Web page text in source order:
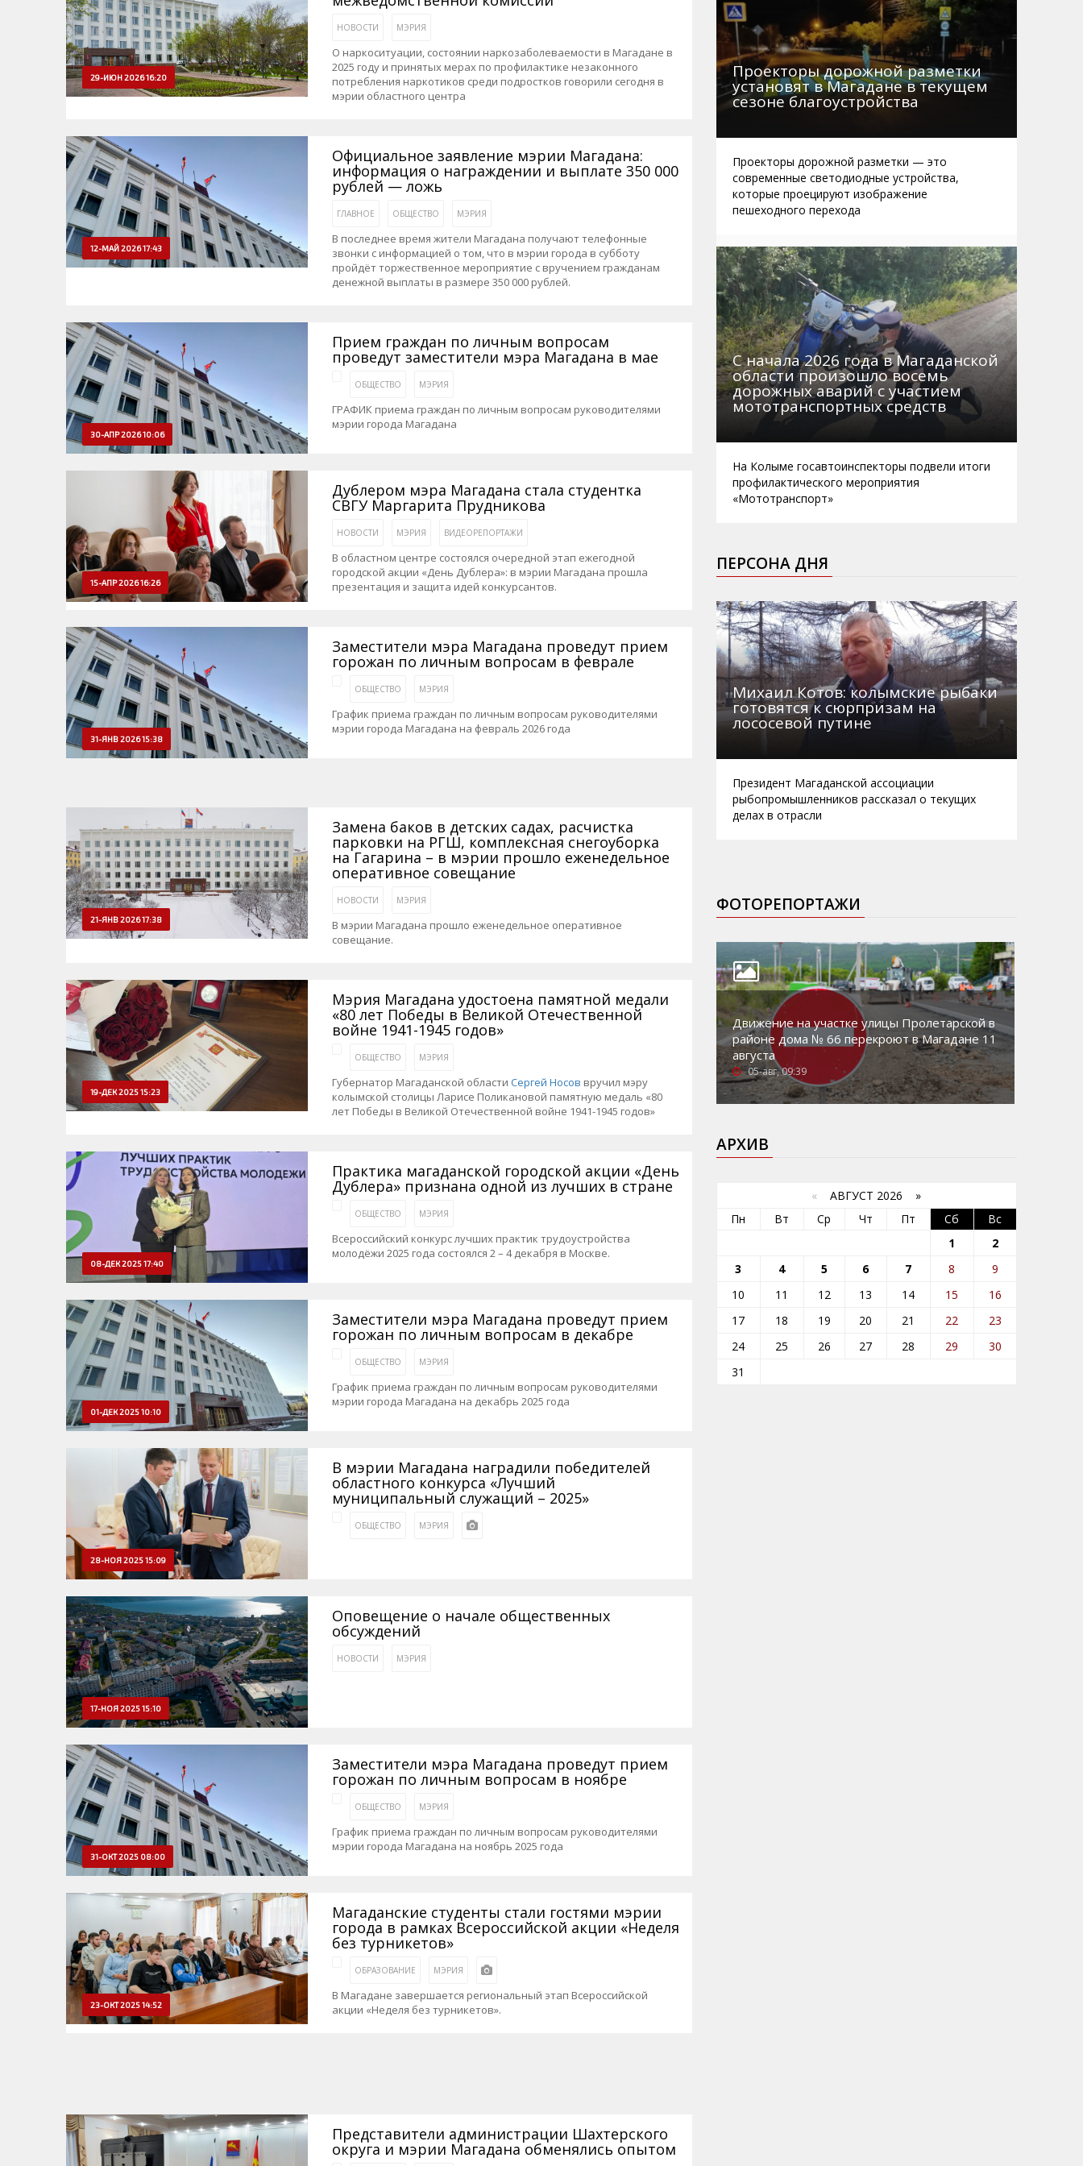
29-ИЮН 2026 16:20
НОВОСТИ МЭРИЯ
О наркоситуации, состоянии наркозаболеваемости в Магадане в
2025 году и принятых мерах по профилактике незаконного
потребления наркотиков среди подростков говорили сегодня в
мэрии областного центра
12-МАЙ 2026 17:43
Официальное заявление мэрии Магадана:
информация о награждении и выплате 350 000
рублей — ложь
ГЛАВНОЕ ОБЩЕСТВО МЭРИЯ
В последнее время жители Магадана получают телефонные
звонки с информацией о том, что в мэрии города в субботу
пройдёт торжественное мероприятие с вручением гражданам
денежной выплаты в размере 350 000 рублей.
30-АПР 2026 10:06
Прием граждан по личным вопросам
проведут заместители мэра Магадана в мае
ОБЩЕСТВО МЭРИЯ
ГРАФИК приема граждан по личным вопросам руководителями
мэрии города Магадана
15-АПР 2026 16:26
Дублером мэра Магадана стала студентка
СВГУ Маргарита Прудникова
НОВОСТИ МЭРИЯ ВИДЕОРЕПОРТАЖИ
В областном центре состоялся очередной этап ежегодной
городской акции «День Дублера»: в мэрии Магадана прошла
презентация и защита идей конкурсантов.
31-ЯНВ 2026 15:38
Заместители мэра Магадана проведут прием
горожан по личным вопросам в феврале
ОБЩЕСТВО МЭРИЯ
График приема граждан по личным вопросам руководителями
мэрии города Магадана на февраль 2026 года
21-ЯНВ 2026 17:38
Замена баков в детских садах, расчистка
парковки на РГШ, комплексная снегоуборка
на Гагарина – в мэрии прошло еженедельное
оперативное совещание
НОВОСТИ МЭРИЯ
В мэрии Магадана прошло еженедельное оперативное
совещание.
19-ДЕК 2025 15:23
Мэрия Магадана удостоена памятной медали
«80 лет Победы в Великой Отечественной
войне 1941-1945 годов»
ОБЩЕСТВО МЭРИЯ
Губернатор Магаданской области Сергей Носов вручил мэру
колымской столицы Ларисе Поликановой памятную медаль «80
лет Победы в Великой Отечественной войне 1941-1945 годов»
08-ДЕК 2025 17:40
Практика магаданской городской акции «День
Дублера» признана одной из лучших в стране
ОБЩЕСТВО МЭРИЯ
Всероссийский конкурс лучших практик трудоустройства
молодёжи 2025 года состоялся 2 – 4 декабря в Москве.
01-ДЕК 2025 10:10
Заместители мэра Магадана проведут прием
горожан по личным вопросам в декабре
ОБЩЕСТВО МЭРИЯ
График приема граждан по личным вопросам руководителями
мэрии города Магадана на декабрь 2025 года
28-НОЯ 2025 15:09
В мэрии Магадана наградили победителей
областного конкурса «Лучший
муниципальный служащий – 2025»
ОБЩЕСТВО МЭРИЯ
17-НОЯ 2025 15:10
Оповещение о начале общественных
обсуждений
НОВОСТИ МЭРИЯ
31-ОКТ 2025 08:00
Заместители мэра Магадана проведут прием
горожан по личным вопросам в ноябре
ОБЩЕСТВО МЭРИЯ
График приема граждан по личным вопросам руководителями
мэрии города Магадана на ноябрь 2025 года
23-ОКТ 2025 14:52
Магаданские студенты стали гостями мэрии
города в рамках Всероссийской акции «Неделя
без турникетов»
ОБРАЗОВАНИЕ МЭРИЯ
В Магадане завершается региональный этап Всероссийской
акции «Неделя без турникетов».
Представители администрации Шахтерского
округа и мэрии Магадана обменялись опытом
Проекторы дорожной разметки
установят в Магадане в текущем
сезоне благоустройства
Проекторы дорожной разметки — это
современные светодиодные устройства,
которые проецируют изображение
пешеходного перехода
С начала 2026 года в Магаданской
области произошло восемь
дорожных аварий с участием
мототранспортных средств
На Колыме госавтоинспекторы подвели итоги
профилактического мероприятия
«Мототранспорт»
ПЕРСОНА ДНЯ
Михаил Котов: колымские рыбаки
готовятся к сюрпризам на
лососевой путине
Президент Магаданской ассоциации
рыбопромышленников рассказал о текущих
делах в отрасли
ФОТОРЕПОРТАЖИ
Движение на участке улицы Пролетарской в
районе дома № 66 перекроют в Магадане 11
августа
05-авг, 09:39
АРХИВ
« АВГУСТ 2026 »
Пн
Вт Ср Чт Пт Сб
Вс
1
2
3
4 5 6 7 8
9
10
11 12 13 14 15
16
17
18 19 20 21 22
23
24
25 26 27 28 29
30
31